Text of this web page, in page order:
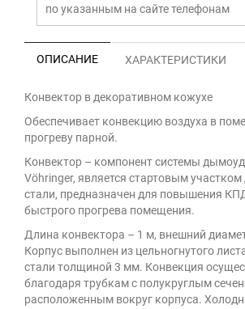
по указанным на сайте телефонам
ОПИСАНИЕ ХАРАКТЕРИСТИКИ
Конвектор в декоративном кожухе
Обеспечивает конвекцию воздуха в
прогреву парной.
Конвектор – компонент системы
Vöhringer, является стартовым
стали, предназначен для повышения
быстрого прогрева помещения.
Длина конвектора – 1 м, внешний
Корпус выполнен из цельногнутого
стали толщиной 3 мм. Конвекция
благодаря трубкам с полукруглым
расположенным вокруг корпуса.